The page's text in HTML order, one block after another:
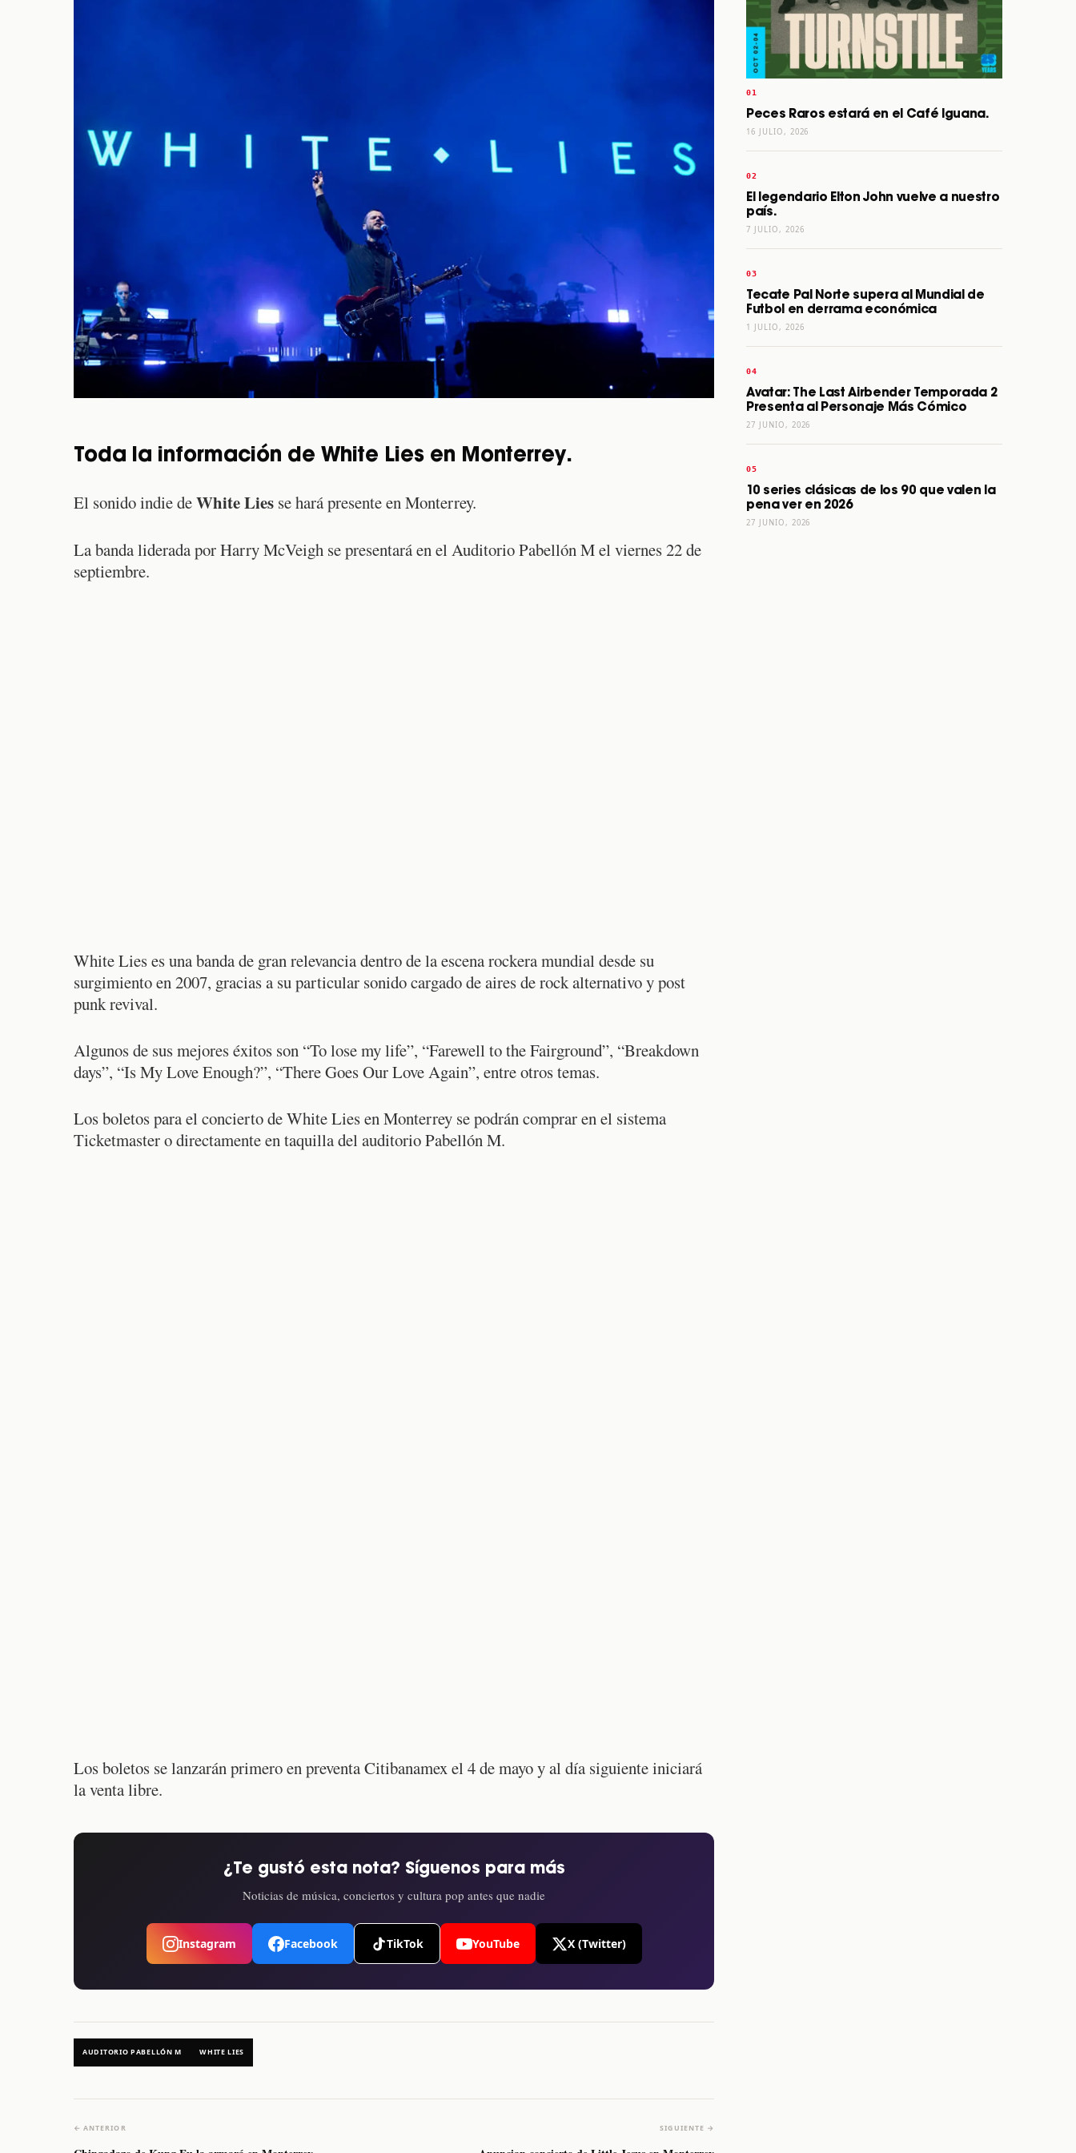
Toda la información de White Lies en Monterrey.
El sonido indie deWhite Lies se hará presente en Monterrey.
La banda liderada por Harry McVeigh se presentará en el Auditorio Pabellón M el viernes 22 de
septiembre.
White Lies es una banda de gran relevancia dentro de la escena rockera mundial desde su
surgimiento en 2007, gracias a su particular sonido cargado de aires de rock alternativo y post
punk revival.
Algunos de sus mejores éxitos son “To lose my life”, “Farewell to the Fairground”, “Breakdown
days”, “Is My Love Enough?”, “There Goes Our Love Again”, entre otros temas.
Los boletos para el concierto de White Lies en Monterrey se podrán comprar en el sistema
Ticketmaster o directamente en taquilla del auditorio Pabellón M.
Los boletos se lanzarán primero en preventa Citibanamex el 4 de mayo y al día siguiente iniciará
la venta libre.
¿Te gustó esta nota? Síguenos para más
Noticias de música, conciertos y cultura pop antes que nadie
Instagram Facebook TikTok YouTube X (Twitter)
AUDITORIO PABELLÓN M WHITE LIES
← ANTERIOR SIGUIENTE →
Peces Raros estará en el Café Iguana.
16 JULIO, 2026
El legendario Elton John vuelve a nuestro
país.
7 JULIO, 2026
Tecate Pal Norte supera al Mundial de
Futbol en derrama económica
1 JULIO, 2026
Avatar: The Last Airbender Temporada 2
Presenta al Personaje Más Cómico
27 JUNIO, 2026
10 series clásicas de los 90 que valen la
pena ver en 2026
27 JUNIO, 2026